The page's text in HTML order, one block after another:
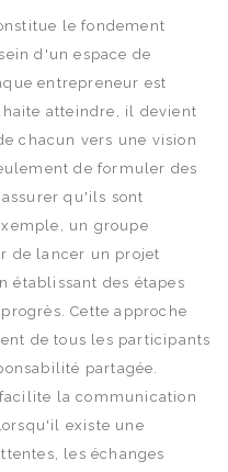
le fondement
d'un espace de
entrepreneur est
atteindre, il devient
chacun vers une vision
de formuler des
qu'ils sont
un groupe
de lancer un projet
établissant des étapes
Cette approche
de tous les participants
partagée.
la communication
existe une
les échanges